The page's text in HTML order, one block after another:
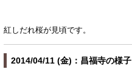
紅しだれ桜が見頃です。
2014/04/11 (金)：昌福寺の様子